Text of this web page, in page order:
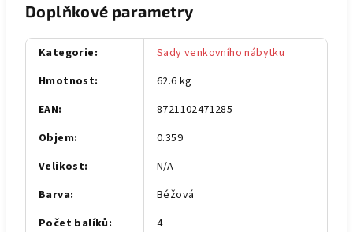
Doplňkové parametry
Kategorie:
Sady venkovního nábytku
Hmotnost:
62.6 kg
EAN:
8721102471285
Objem:
0.359
Velikost:
N/A
Barva:
Béžová
Počet balíků: 4